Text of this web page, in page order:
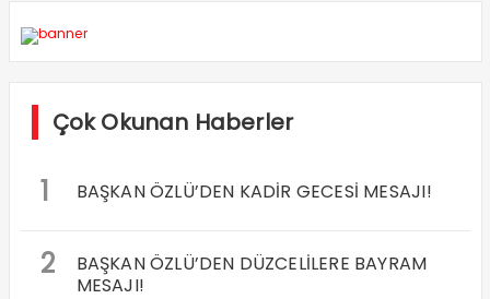
Çok Okunan Haberler
1 BAŞKAN ÖZLÜ’DEN KADİR GECESİ MESAJI!
2
BAŞKAN ÖZLÜ’DEN DÜZCELİLERE BAYRAM
MESAJI!